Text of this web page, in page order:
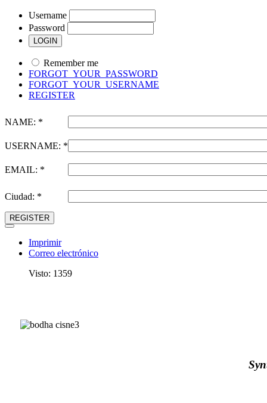
Username
Password
Remember me
FORGOT_YOUR_PASSWORD
FORGOT_YOUR_USERNAME
REGISTER
NAME: *
USERNAME: *
EMAIL: *
Ciudad: *
REGISTER
Imprimir
Correo electrónico
Visto: 1359
Synthèse